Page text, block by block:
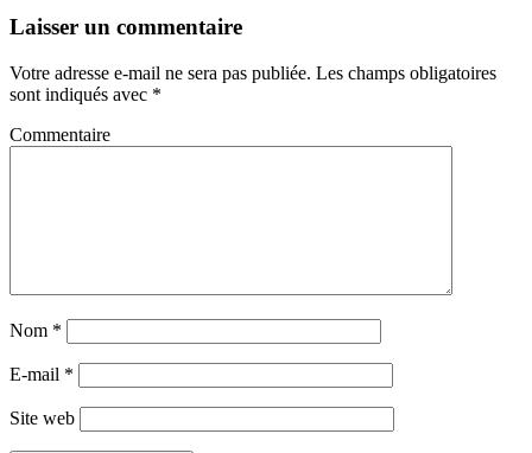
Laisser un commentaire
Votre adresse e-mail ne sera pas publiée. Les champs obligatoires
sont indiqués avec *
Commentaire
Nom *
E-mail *
Site web